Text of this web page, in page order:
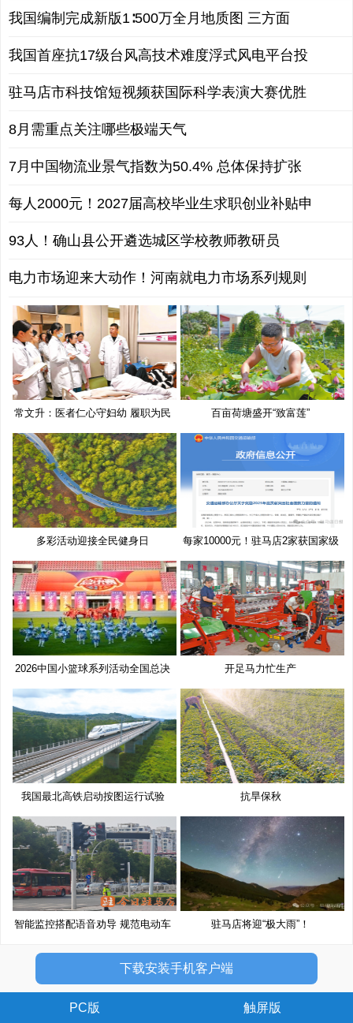
我国编制完成新版1∶500万全月地质图 三方面
我国首座抗17级台风高技术难度浮式风电平台投
驻马店市科技馆短视频获国际科学表演大赛优胜
8月需重点关注哪些极端天气
7月中国物流业景气指数为50.4% 总体保持扩张
每人2000元！2027届高校毕业生求职创业补贴申
93人！确山县公开遴选城区学校教师教研员
电力市场迎来大动作！河南就电力市场系列规则
常文升：医者仁心守妇幼 履职为民 百亩荷塘盛开“致富莲”
多彩活动迎接全民健身日
每家10000元！驻马店2家获国家级
奖
2026中国小篮球系列活动全国总决
赛
开足马力忙生产
我国最北高铁启动按图运行试验 抗旱保秋
智能监控搭配语音劝导 规范电动车 驻马店将迎“极大雨”！
下载安装手机客户端
PC版 触屏版